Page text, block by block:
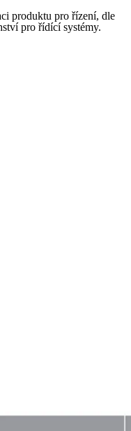
produktu pro řízení, dle
pro řídící systémy.